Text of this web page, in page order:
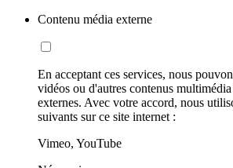
Contenu média externe
En acceptant ces services, nous
vidéos ou d'autres contenus multimédia
externes. Avec votre accord, nous
suivants sur ce site internet :
Vimeo, YouTube